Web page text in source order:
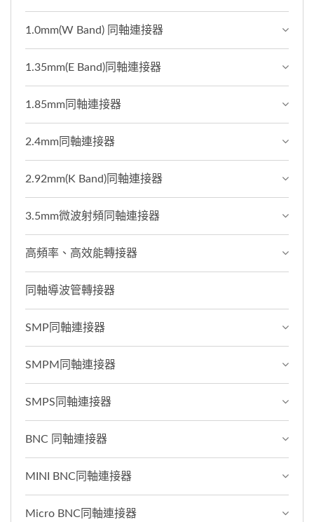
1.0mm(W Band) 同軸連接器
1.35mm(E Band)同軸連接器
1.85mm同軸連接器
2.4mm同軸連接器
2.92mm(K Band)同軸連接器
3.5mm微波射頻同軸連接器
高頻率、高效能轉接器
同軸導波管轉接器
SMP同軸連接器
SMPM同軸連接器
SMPS同軸連接器
BNC 同軸連接器
MINI BNC同軸連接器
Micro BNC同軸連接器